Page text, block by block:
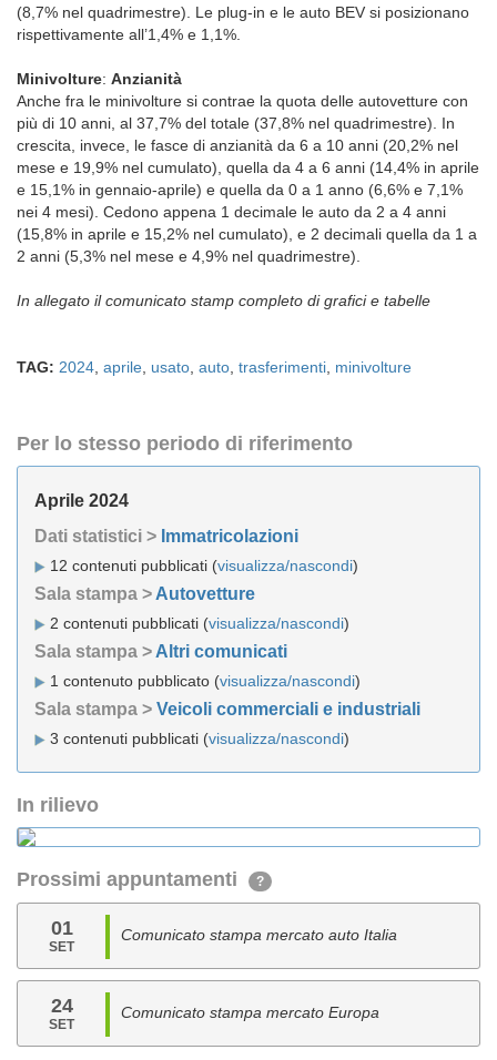
(8,7% nel quadrimestre). Le plug-in e le auto BEV si posizionano
rispettivamente all’1,4% e 1,1%.
Minivolture: Anzianità
Anche fra le minivolture si contrae la quota delle autovetture con
più di 10 anni, al 37,7% del totale (37,8% nel quadrimestre). In
crescita, invece, le fasce di anzianità da 6 a 10 anni (20,2% nel
mese e 19,9% nel cumulato), quella da 4 a 6 anni (14,4% in aprile
e 15,1% in gennaio-aprile) e quella da 0 a 1 anno (6,6% e 7,1%
nei 4 mesi). Cedono appena 1 decimale le auto da 2 a 4 anni
(15,8% in aprile e 15,2% nel cumulato), e 2 decimali quella da 1 a
2 anni (5,3% nel mese e 4,9% nel quadrimestre).
In allegato il comunicato stamp completo di grafici e tabelle
TAG: 2024 aprile usato auto trasferimenti minivolture
Per lo stesso periodo di riferimento
Aprile 2024
Dati statistici > Immatricolazioni
12 contenuti pubblicati (visualizza/nascondi)
Sala stampa > Autovetture
2 contenuti pubblicati (visualizza/nascondi)
Sala stampa > Altri comunicati
1 contenuto pubblicato (visualizza/nascondi)
Sala stampa > Veicoli commerciali e industriali
3 contenuti pubblicati (visualizza/nascondi)
In rilievo
Prossimi appuntamenti ?
01
SET
Comunicato stampa mercato auto Italia
24
SET
Comunicato stampa mercato Europa